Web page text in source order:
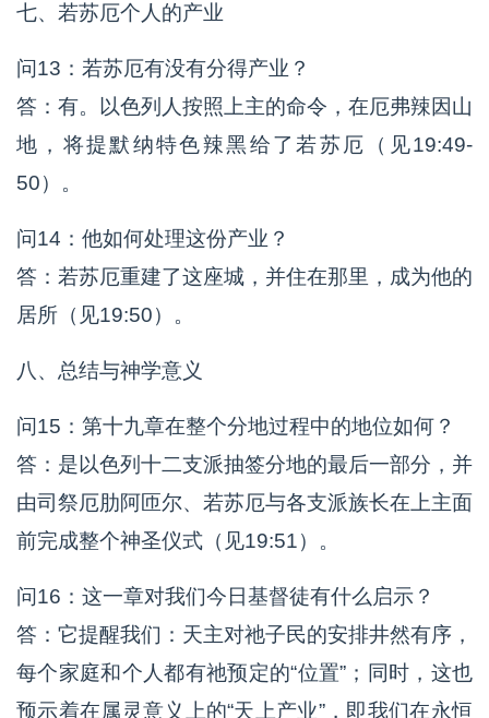
七、若苏厄个人的产业
问13：若苏厄有没有分得产业？
答：有。以色列人按照上主的命令，在厄弗辣因山
地，将提默纳特色辣黑给了若苏厄（见19:49-
50）。
问14：他如何处理这份产业？
答：若苏厄重建了这座城，并住在那里，成为他的
居所（见19:50）。
八、总结与神学意义
问15：第十九章在整个分地过程中的地位如何？
答：是以色列十二支派抽签分地的最后一部分，并
由司祭厄肋阿匝尔、若苏厄与各支派族长在上主面
前完成整个神圣仪式（见19:51）。
问16：这一章对我们今日基督徒有什么启示？
答：它提醒我们：天主对祂子民的安排井然有序，
每个家庭和个人都有祂预定的“位置”；同时，这也
预示着在属灵意义上的“天上产业”，即我们在永恒